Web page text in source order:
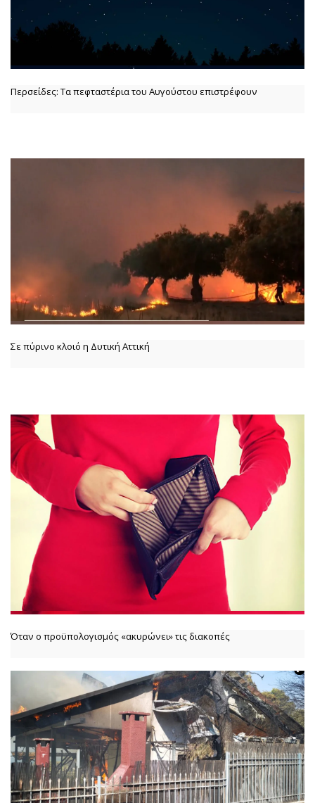
Περσείδες: Τα πεφταστέρια του Αυγούστου επιστρέφουν
Σε πύρινο κλοιό η Δυτική Αττική
Όταν ο προϋπολογισμός «ακυρώνει» τις διακοπές